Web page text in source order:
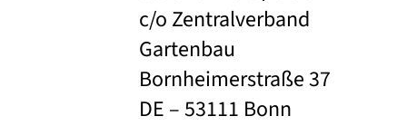
c/o Zentralverband
Gartenbau
Bornheimerstraße 37
DE – 53111 Bonn